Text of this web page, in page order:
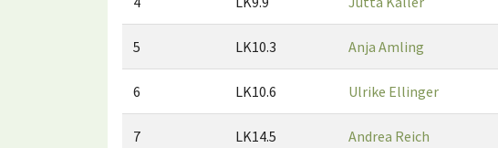
5 LK10.3 Anja Amling
6 LK10.6 Ulrike Ellinger
7 LK14.5 Andrea Reich